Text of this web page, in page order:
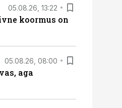
05.08.26, 13:22
koormus on
05.08.26, 08:00
aga